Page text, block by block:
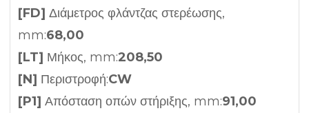
[FD] Διάμετρος φλάντζας στερέωσης,
mm:68,00
[LT] Μήκος, mm:208,50
[N] Περιστροφή:CW
[P1] Απόσταση οπών στήριξης, mm:91,00